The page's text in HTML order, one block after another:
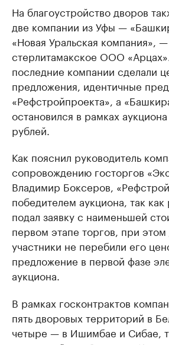
На благоустройство дворов
две компании из Уфы —
«Новая Уральская компания»,
стерлитамакское ООО
последние компании сделали
предложения, идентичные
«Рефстройпроекта», а
остановился в рамках
рублей.
Как пояснил руководитель
сопровождению госторгов
Владимир Боксеров,
победителем аукциона, так
подал заявку с наименьшей
первом этапе торгов, при этом
участники не перебили его
предложение в первой фазе
аукциона.
В рамках госконтрактов
пять дворовых территорий в
четыре — в Ишимбае и Сибае,